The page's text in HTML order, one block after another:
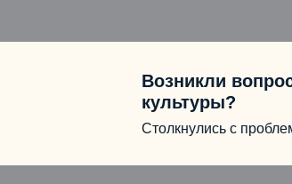
Возникли
культуры?
Столкнулись с